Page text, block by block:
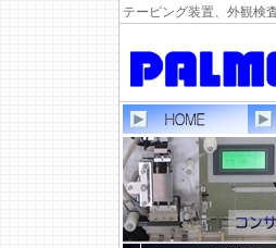
テーピング装置、外観検